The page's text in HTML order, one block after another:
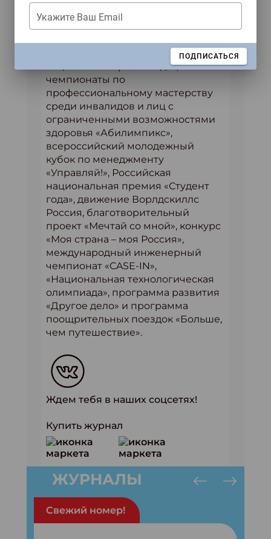
всероссийский
всероссийский конкурс «Лучший
социальный проект года»,
чемпионаты по
профессиональному мастерству
среди инвалидов и лиц с
ограниченными возможностями
здоровья «Абилимпикс»,
всероссийский молодежный
кубок по менеджменту
«Управляй!», Российская
национальная премия «Студент
года», движение Ворлдскиллс
Россия, благотворительный
проект «Мечтай со мной», конкурс
«Моя страна – моя Россия»,
международный инженерный
чемпионат «CASE-IN»,
«Национальная технологическая
олимпиада», программа развития
«Другое дело» и программа
поощрительных поездок «Больше,
чем путешествие».
Ждем тебя в наших соцсетях!
Купить журнал
ЖУРНАЛЫ
Свежий номер!
Укажите Ваш Email
ПОДПИСАТЬСЯ